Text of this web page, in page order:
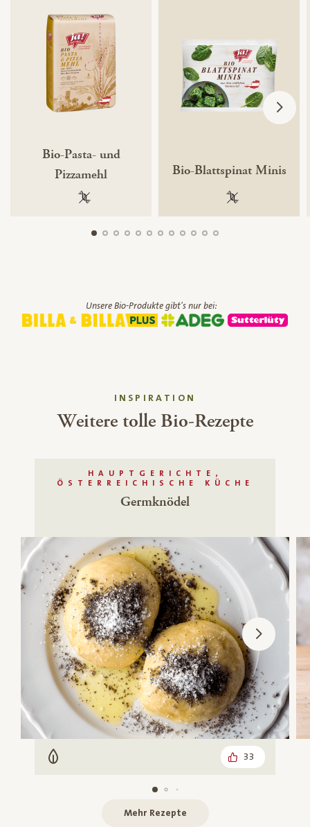
Bio-Pasta- und
Pizzamehl
100 % gentechnikfrei
Bio-Blattspinat Minis
100 %
Unsere Bio-Produkte gibt's nur bei:
INSPIRATION
Weitere tolle Bio-Rezepte
HAUPTGERICHTE,
ÖSTERREICHISCHE KÜCHE
Germknödel
Vegetarisch 33
Mehr Rezepte